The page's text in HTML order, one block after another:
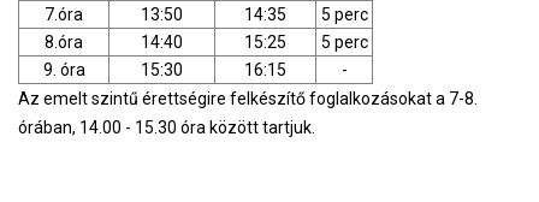
7.óra
13:50 14:35
5 perc
8.óra
14:40 15:25
5 perc
9. óra
15:30 16:15
-
Az emelt szintű érettségire felkészítő foglalkozásokat a 7-8.
órában, 14.00 - 15.30 óra között tartjuk.